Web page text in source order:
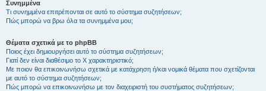
Συνημμένα
Τι συνημμένα επιτρέπονται σε αυτό το σύστημα συζητήσεων;
Πώς μπορώ να βρω όλα τα συνημμένα μου;
Θέματα σχετικά με το phpBB
Ποιος έχει δημιουργήσει αυτό το σύστημα συζητήσεων;
Γιατί δεν είναι διαθέσιμο το Χ χαρακτηριστικό;
Με ποιον θα επικοινωνήσω σχετικά με κατάχρηση ή/και νομικά θέματα που σχετίζονται
με αυτό το σύστημα συζητήσεων;
Πώς μπορώ να επικοινωνήσω με τον διαχειριστή του συστήματος συζητήσεων;